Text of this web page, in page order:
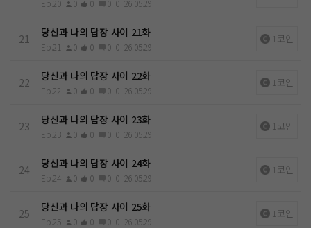
Ep.20 0 0 0 0 26.05.29
21 당신과 나의 답장 사이 21화
Ep.21 0 0 0 0 26.05.29
1코인
22 당신과 나의 답장 사이 22화
Ep.22 0 0 0 0 26.05.29
1코인
23 당신과 나의 답장 사이 23화
Ep.23 0 0 0 0 26.05.29
1코인
24 당신과 나의 답장 사이 24화
Ep.24 0 0 0 0 26.05.29
1코인
25 당신과 나의 답장 사이 25화
Ep.25 0 0 0 0 26.05.29
1코인